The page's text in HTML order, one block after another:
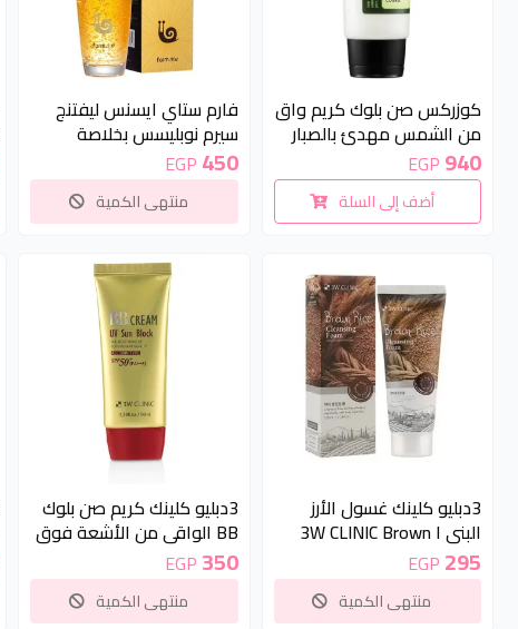
كوزركس صن بلوك كريم واق
من الشمس مهدئ بالصبار
بعامل حماية من الشمس
50 PA+ 50مل | +COSRX
Aloe Soothing Sun Cream (
sun block ) SPF50 -50ml
940
EGP
أضف إلى السلة
فارم ستاي ايسنس ليفتنج
سيرم نوبليسس بخلاصة
الدهب و الحلزون لشد البشرة
| FARM STAY Gold
Escargot Noblesse
Intensive Lifting Essence
450
EGP
منتهى الكمية
3دبليو كلينك غسول الأرز
البني ا 3W CLINIC Brown
Rice Foam Cleansing
295
EGP
منتهى الكمية
3دبليو كلينك كريم صن بلوك
BB الواقي من الأشعة فوق
Sun Block BB Cream
SPF50+ PA+++, 50ml
350
EGP
منتهى الكمية